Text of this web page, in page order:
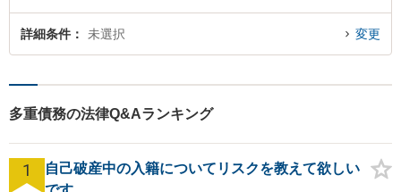
詳細条件 未選択 変更
多重債務の法律Q&Aランキング
1
自己破産中の入籍についてリスクを教えて欲しい